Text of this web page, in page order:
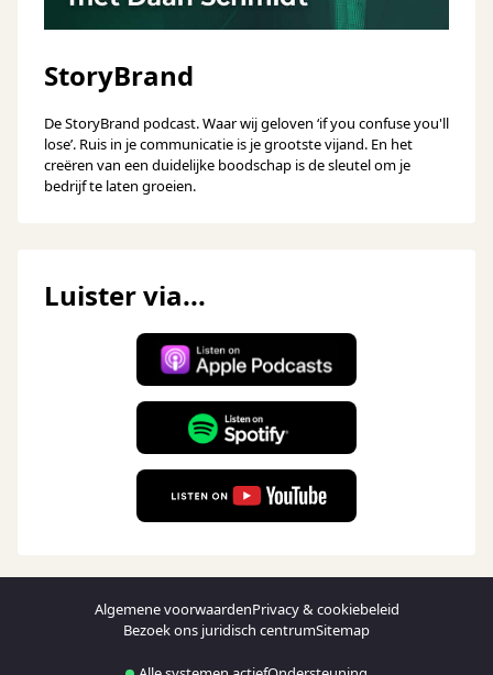
StoryBrand
De StoryBrand podcast. Waar wij geloven ‘if you confuse you'll
lose’. Ruis in je communicatie is je grootste vijand. En het
creëren van een duidelijke boodschap is de sleutel om je
bedrijf te laten groeien.
Luister via...
Algemene voorwaardenPrivacy & cookiebeleid
Bezoek ons juridisch centrumSitemap